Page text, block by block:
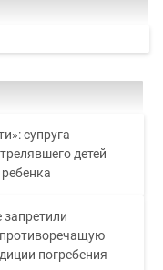
супруга
детей
погребения